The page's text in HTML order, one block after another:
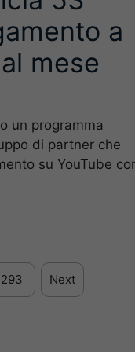
a
mese
un programma
di partner che
su YouTube
293 Next